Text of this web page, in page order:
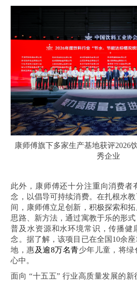
康师傅旗下多家生产基地获评2026
秀企业
此外，康师傅还十分注重向消费者
念，以倡导可持续消费。在扎根水
间，康师傅立足创新，积极探索和
思路、新方法，通过寓教于乐的形
普及水资源和水环境常识，传播健
念。据了解，该项目已在全国10余
地，惠及逾8万名青少年儿童，将
心中。
面向 “十五五” 行业高质量发展的